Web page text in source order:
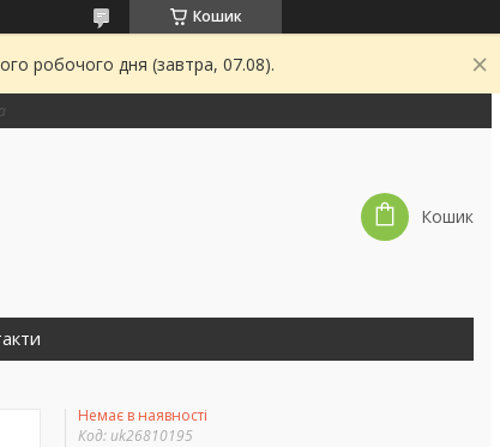
Кошик
робочого дня (завтра, 07.08).
Кошик
Немає в наявності
Код: uk26810195